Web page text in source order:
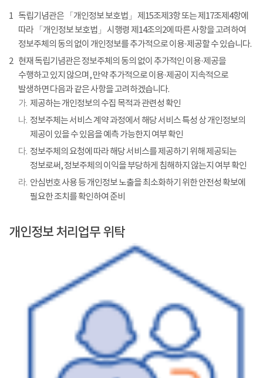
1 독립기념관은 「개인정보 보호법」 제15조제3항 또는 제17조제4항에
따라 「개인정보 보호법」 시행령 제14조의2에 따른 사항을 고려하여
정보주체의 동의 없이 개인정보를 추가적으로 이용·제공할 수 있습니다.
2 현재 독립기념관은 정보주체의 동의 없이 추가적인 이용·제공을
수행하고 있지 않으며, 만약 추가적으로 이용·제공이 지속적으로
발생하면 다음과 같은 사항을 고려하겠습니다.
가. 제공하는 개인정보의 수집 목적과 관련성 확인
나. 정보주체는 서비스 계약 과정에서 해당 서비스 특성 상 개인정보의
제공이 있을 수 있음을 예측 가능한지 여부 확인
다. 정보주체의 요청에 따라 해당 서비스를 제공하기 위해 제공되는
정보로써, 정보주체의 이익을 부당하게 침해하지 않는지 여부 확인
라. 안심번호 사용 등 개인정보 노출을 최소화하기 위한 안전성 확보에
필요한 조치를 확인하여 준비
개인정보 처리업무 위탁